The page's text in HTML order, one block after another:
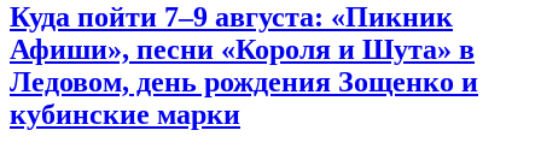
Куда пойти 7–9 августа: «Пикник
Афиши», песни «Короля и Шута» в
Ледовом, день рождения Зощенко и
кубинские марки